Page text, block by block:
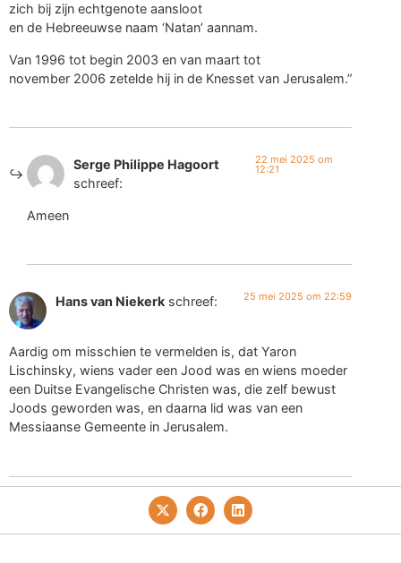
zich bij zijn echtgenote aansloot
en de Hebreeuwse naam ‘Natan’ aannam.
Van 1996 tot begin 2003 en van maart tot
november 2006 zetelde hij in de Knesset van Jerusalem.”
Serge Philippe Hagoort
schreef:
22 mei 2025 om
12:21
Ameen
Hans van Niekerk schreef: 25 mei 2025 om 22:59
Aardig om misschien te vermelden is, dat Yaron
Lischinsky, wiens vader een Jood was en wiens moeder
een Duitse Evangelische Christen was, die zelf bewust
Joods geworden was, en daarna lid was van een
Messiaanse Gemeente in Jerusalem.